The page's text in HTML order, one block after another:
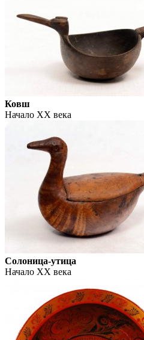
Ковш
Начало XX века
Солоница-утица
Начало XX века